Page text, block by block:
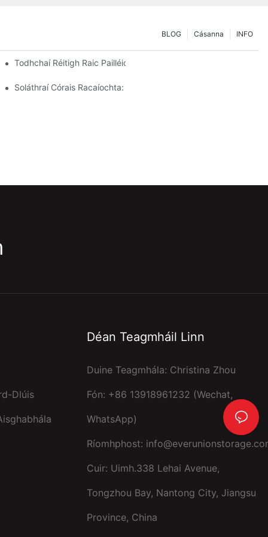
INFO
Cásanna
BLOG
In Oiriúint
Todhchaí Réitigh Raic Pailléid: Treochtaí Agus Nuálaíochtaí
Soláthraí Córais Racaíochta: Príomhfhachtóirí Chun An
Dlúis
Déan Teagmháil Linn
Duine Teagmhála: Christina Zhou
Fón: +86 13918961232 (Wechat,
WhatsApp)
Ríomhphost:
Cuir: Uimh.338 Lehai Avenue,
Tongzhou Bay, Nantong City, Jiangsu
Province, China